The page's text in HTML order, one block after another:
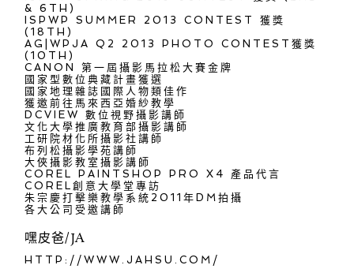
& 6TH)
ISPWP SUMMER 2013 CONTEST 獲獎
(18TH)
AG|WPJA Q2 2013 PHOTO CONTEST獲獎
(10TH)
CANON 第一屆攝影馬拉松大賽金牌
國家型數位典藏計畫獲選
國家地理雜誌國際人物類佳作
獲邀前往馬來西亞婚紗教學
DCVIEW 數位視野攝影講師
文化大學推廣教育部攝影講師
工研院材化所攝影社講師
布列松攝影學苑講師
大俠攝影教室攝影講師
COREL PAINTSHOP PRO X4 產品代言
COREL創意大學堂專訪
朱宗慶打擊樂教學系統2011年DM拍攝
各大公司受邀講師
嘿皮爸/JA
HTTP://WWW.JAHSU.COM/